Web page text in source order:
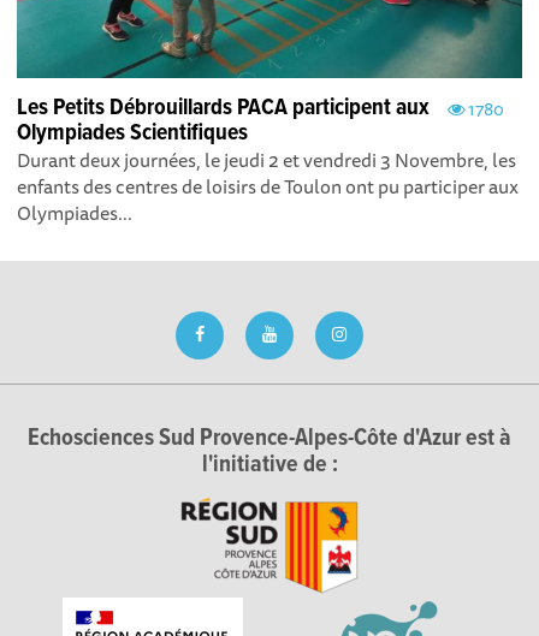
1780
Les Petits Débrouillards PACA participent aux
Olympiades Scientifiques
Durant deux journées, le jeudi 2 et vendredi 3 Novembre, les
enfants des centres de loisirs de Toulon ont pu participer aux
Olympiades...
Echosciences Sud Provence-Alpes-Côte d'Azur est à
l'initiative de :